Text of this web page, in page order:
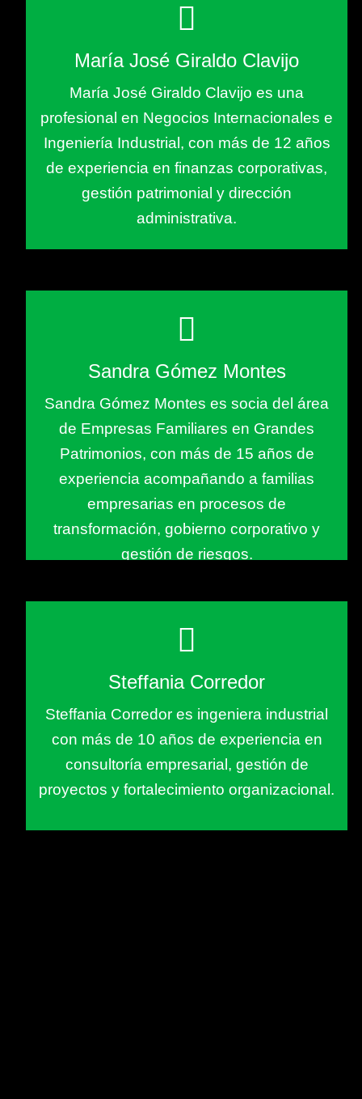
María José Giraldo Clavijo
María José Giraldo Clavijo es una
profesional en Negocios Internacionales e
Ingeniería Industrial, con más de 12 años
de experiencia en finanzas corporativas,
gestión patrimonial y dirección
administrativa.
Sandra Gómez Montes
Sandra Gómez Montes es socia del área
de Empresas Familiares en Grandes
Patrimonios, con más de 15 años de
experiencia acompañando a familias
empresarias en procesos de
transformación, gobierno corporativo y
gestión de riesgos.
Steffania Corredor
Steffania Corredor es ingeniera industrial
con más de 10 años de experiencia en
consultoría empresarial, gestión de
proyectos y fortalecimiento organizacional.